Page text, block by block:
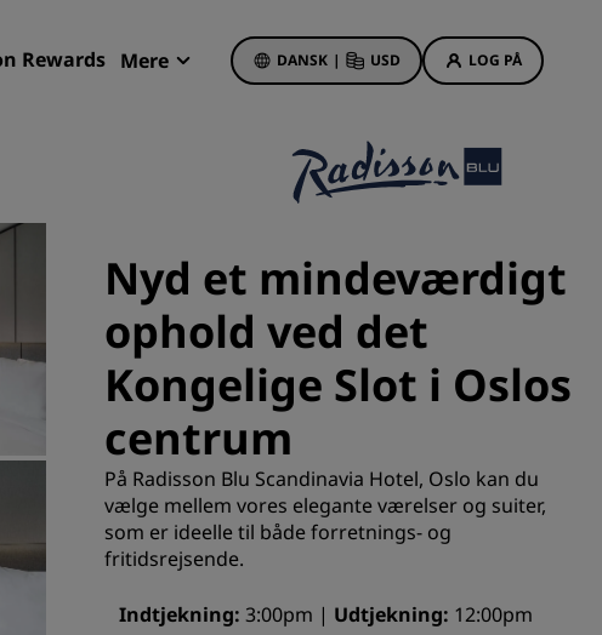
Rewards Mere DANSK | USD LOG PÅ
Hoteltilbud
Få bonuspoint som nyt medlem
Deals of the Day
Book på forhånd
Se vores pakker
Rejseideer
Familievenlige hoteller
Rad Pets
Bæredygtige ophold
Nyd et mindeværdigt
ophold ved det
Kongelige Slot i Oslos
centrum
På Radisson Blu Scandinavia Hotel, Oslo kan du
vælge mellem vores elegante værelser og suiter,
som er ideelle til både forretnings- og
fritidsrejsende.
Indtjekning 3:00pm Udtjekning 12:00pm